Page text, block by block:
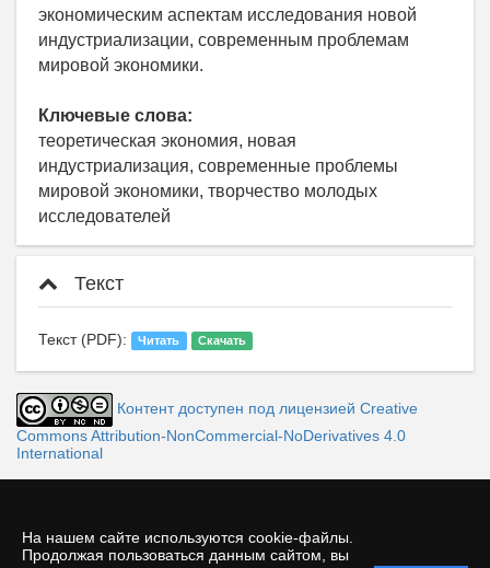
На нашем сайте используются cookie-файлы.
Продолжая пользоваться данным сайтом, вы
экономическим аспектам исследования новой
индустриализации, современным проблемам
мировой экономики.
Ключевые слова:
теоретическая экономия, новая
индустриализация, современные проблемы
мировой экономики, творчество молодых
исследователей
Текст
Текст (PDF): Читать Скачать
Контент доступен под лицензией Creative
Commons Attribution-NonCommercial-NoDerivatives 4.0
International